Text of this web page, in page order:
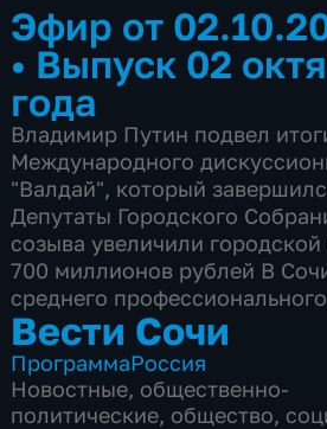
Эфир от
• Выпуск 02
года
Владимир Путин подвел
Международного
"Валдай", который
Депутаты Городского
созыва увеличили
700 миллионов рублей В
среднего
Вести Сочи
ПрограммаРоссия
Новостные, общественно-
политические, общество,